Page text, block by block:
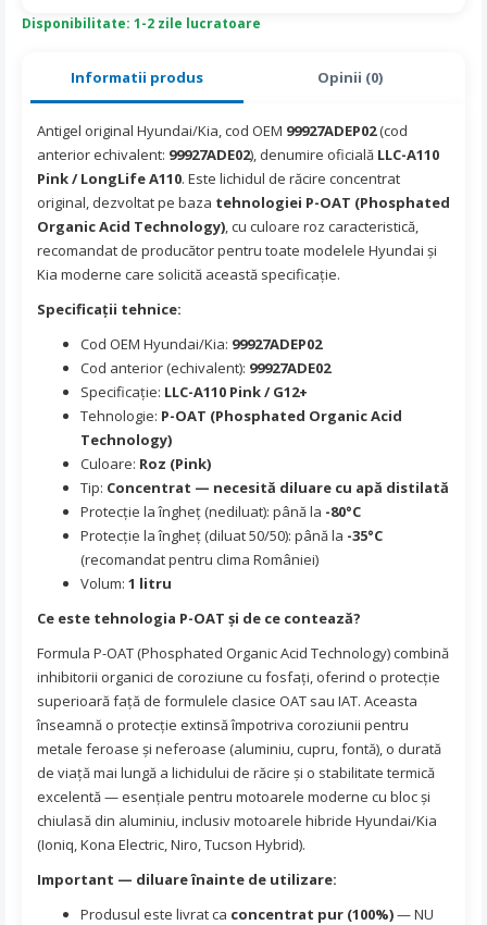
Informatii produs Opinii (0)
Antigel original Hyundai/Kia, cod OEM 99927ADEP02(cod
anterior echivalent: 99927ADE02), denumire oficială LLC-A110
Pink / LongLife A110. Este lichidul de răcire concentrat
original, dezvoltat pe baza tehnologiei P-OAT (Phosphated
Organic Acid Technology), cu culoare roz caracteristică,
recomandat de producător pentru toate modelele Hyundai și
Kia moderne care solicită această specificație.
Specificații tehnice:
Cod OEM Hyundai/Kia: 99927ADEP02
Cod anterior (echivalent): 99927ADE02
Specificație: LLC-A110 Pink / G12+
Tehnologie: P-OAT (Phosphated Organic Acid
Technology)
Culoare: Roz (Pink)
Tip: Concentrat — necesită diluare cu apă distilată
Protecție la îngheț (nediluat): până la -80°C
Protecție la îngheț (diluat 50/50): până la -35°C
(recomandat pentru clima României)
Volum: 1 litru
Ce este tehnologia P-OAT și de ce contează?
Formula P-OAT (Phosphated Organic Acid Technology) combină
inhibitorii organici de coroziune cu fosfați, oferind o protecție
superioară față de formulele clasice OAT sau IAT. Aceasta
înseamnă o protecție extinsă împotriva coroziunii pentru
metale feroase și neferoase (aluminiu, cupru, fontă), o durată
de viață mai lungă a lichidului de răcire și o stabilitate termică
excelentă — esențiale pentru motoarele moderne cu bloc și
chiulasă din aluminiu, inclusiv motoarele hibride Hyundai/Kia
(Ioniq, Kona Electric, Niro, Tucson Hybrid).
Important — diluare înainte de utilizare:
Produsul este livrat ca concentrat pur (100%)— NU
Disponibilitate: 1-2 zile lucratoare